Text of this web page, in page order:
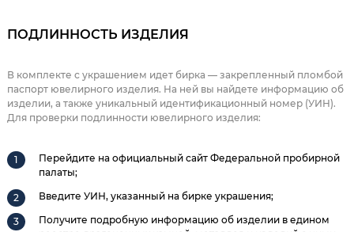
ПОДЛИННОСТЬ ИЗДЕЛИЯ
В комплекте с украшением идет бирка — закрепленный пломбой
паспорт ювелирного изделия. На ней вы найдете информацию об
изделии, а также уникальный идентификационный номер (УИН).
Для проверки подлинности ювелирного изделия:
Перейдите на официальный сайт Федеральной пробирной
палаты;
Введите УИН, указанный на бирке украшения;
Получите подробную информацию об изделии в едином